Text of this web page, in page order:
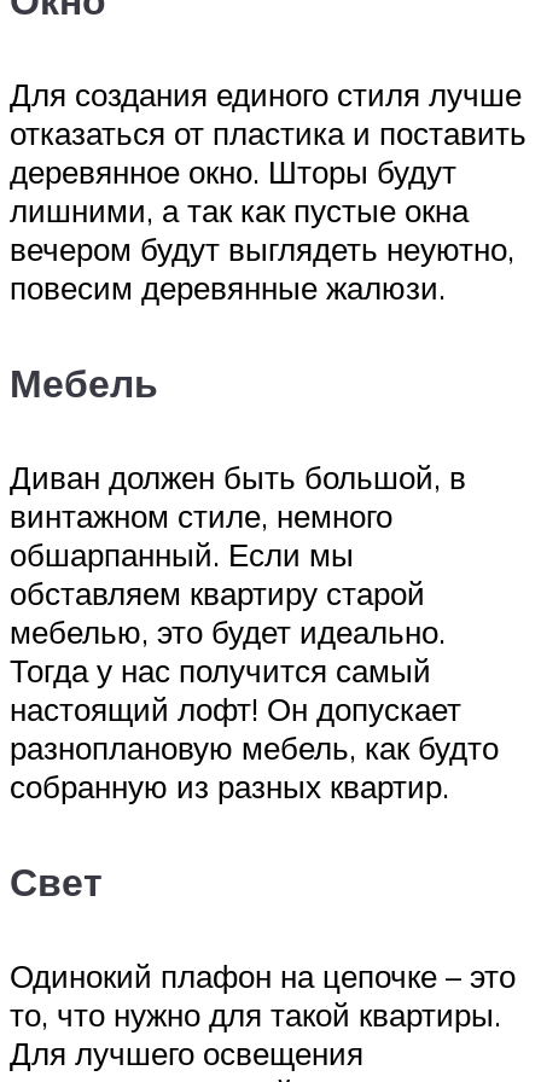
Для создания единого стиля лучше
отказаться от пластика и поставить
деревянное окно. Шторы будут
лишними, а так как пустые окна
вечером будут выглядеть неуютно,
повесим деревянные жалюзи.
Мебель
Диван должен быть большой, в
винтажном стиле, немного
обшарпанный. Если мы
обставляем квартиру старой
мебелью, это будет идеально.
Тогда у нас получится самый
настоящий лофт! Он допускает
разноплановую мебель, как будто
собранную из разных квартир.
Свет
Одинокий плафон на цепочке – это
то, что нужно для такой квартиры.
Для лучшего освещения